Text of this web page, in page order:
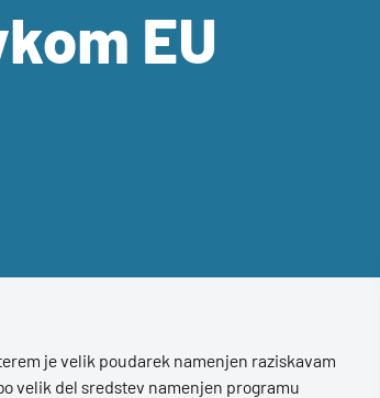
EU
je velik poudarek namenjen raziskavam
velik del sredstev namenjen programu